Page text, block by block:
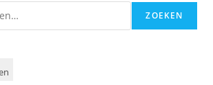
ZOEKEN